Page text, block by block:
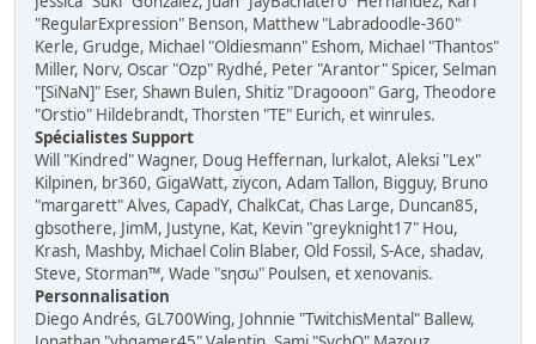
"RegularExpression" Benson, Matthew "Labradoodle-360"
Kerle, Grudge, Michael "Oldiesmann" Eshom, Michael "Thantos"
Miller, Norv, Oscar "Ozp" Rydhé, Peter "Arantor" Spicer, Selman
"[SiNaN]" Eser, Shawn Bulen, Shitiz "Dragooon" Garg, Theodore
"Orstio" Hildebrandt, Thorsten "TE" Eurich, et winrules.
Spécialistes Support
Will "Kindred" Wagner, Doug Heffernan, lurkalot, Aleksi "Lex"
Kilpinen, br360, GigaWatt, ziycon, Adam Tallon, Bigguy, Bruno
"margarett" Alves, CapadY, ChalkCat, Chas Large, Duncan85,
gbsothere, JimM, Justyne, Kat, Kevin "greyknight17" Hou,
Krash, Mashby, Michael Colin Blaber, Old Fossil, S-Ace, shadav,
Steve, Storman™, Wade "sησω" Poulsen, et xenovanis.
Personnalisation
Diego Andrés, GL700Wing, Johnnie "TwitchisMental" Ballew,